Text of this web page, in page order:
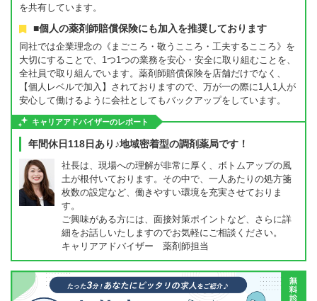
を共有しています。
■個人の薬剤師賠償保険にも加入を推奨しております
同社では企業理念の《まごころ・敬うこころ・工夫するこころ》を
大切にすることで、1つ1つの業務を安心・安全に取り組むことを、
全社員で取り組んでいます。薬剤師賠償保険を店舗だけでなく、
【個人レベルで加入】されておりますので、万が一の際に1人1人が
安心して働けるように会社としてもバックアップをしています。
キャリアアドバイザーのレポート
年間休日118日あり♪地域密着型の調剤薬局です！
社長は、現場への理解が非常に厚く、ボトムアップの風
土が根付いております。その中で、一人あたりの処方箋
枚数の設定など、働きやすい環境を充実させておりま
す。
ご興味がある方には、面接対策ポイントなど、さらに詳
細をお話しいたしますのでお気軽にご相談ください。
キャリアアドバイザー 薬剤師担当